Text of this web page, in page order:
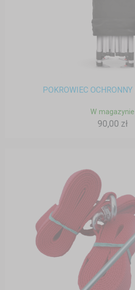
POKROWIEC
W magazynie
90,00 zł